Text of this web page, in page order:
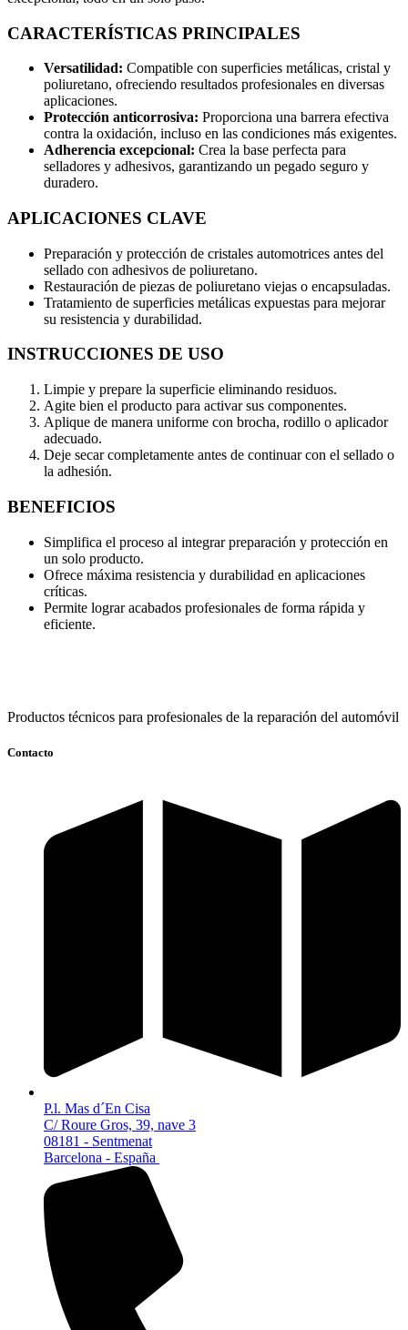
CARACTERÍSTICAS PRINCIPALES
Versatilidad: Compatible con superficies metálicas, cristal y
poliuretano, ofreciendo resultados profesionales en diversas
aplicaciones.
Protección anticorrosiva: Proporciona una barrera efectiva
contra la oxidación, incluso en las condiciones más exigentes.
Adherencia excepcional: Crea la base perfecta para
selladores y adhesivos, garantizando un pegado seguro y
duradero.
APLICACIONES CLAVE
Preparación y protección de cristales automotrices antes del
sellado con adhesivos de poliuretano.
Restauración de piezas de poliuretano viejas o encapsuladas.
Tratamiento de superficies metálicas expuestas para mejorar
su resistencia y durabilidad.
INSTRUCCIONES DE USO
Limpie y prepare la superficie eliminando residuos.
Agite bien el producto para activar sus componentes.
Aplique de manera uniforme con brocha, rodillo o aplicador
adecuado.
Deje secar completamente antes de continuar con el sellado o
la adhesión.
BENEFICIOS
Simplifica el proceso al integrar preparación y protección en
un solo producto.
Ofrece máxima resistencia y durabilidad en aplicaciones
críticas.
Permite lograr acabados profesionales de forma rápida y
eficiente.
Productos técnicos para profesionales de la reparación del automóvil
Contacto
P.l. Mas d´En Cisa
C/ Roure Gros, 39, nave 3
08181 - Sentmenat
Barcelona - España